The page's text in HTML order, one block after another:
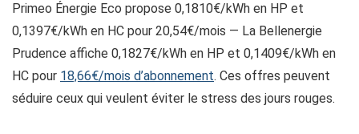
Primeo Énergie Eco propose 0,1810€/kWh en HP et
0,1397€/kWh en HC pour 20,54€/mois — La Bellenergie
Prudence affiche 0,1827€/kWh en HP et 0,1409€/kWh en
HC pour 18,66€/mois d’abonnement. Ces offres peuvent
séduire ceux qui veulent éviter le stress des jours rouges.